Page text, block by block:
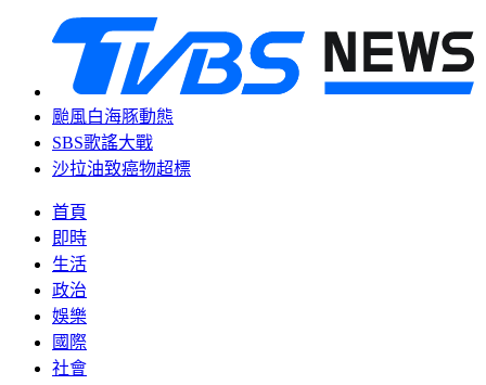
颱風白海豚動態
SBS歌謠大戰
沙拉油致癌物超標
首頁
即時
生活
政治
娛樂
國際
社會